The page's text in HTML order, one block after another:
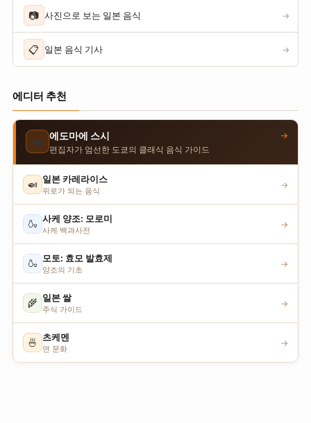
📷 사진으로 보는 일본 음식 →
📋 일본 음식 기사 →
에디터 추천
🍣 에도마에 스시
편집자가 엄선한 도쿄의 클래식 음식 가이드
→
🍛 일본 카레라이스
위로가 되는 음식
→
🍶 사케 양조: 모로미
사케 백과사전
→
🍶 모토: 효모 발효제
양조의 기초
→
🌾 일본 쌀
주식 가이드
→
🍜 츠케멘
면 문화
→